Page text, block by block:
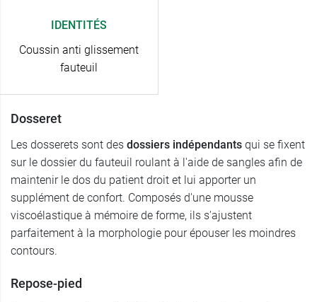
IDENTITÉS
Coussin anti glissement
fauteuil
Dosseret
Les dosserets sont des dossiers indépendants qui se fixent
sur le dossier du fauteuil roulant à l'aide de sangles afin de
maintenir le dos du patient droit et lui apporter un
supplément de confort. Composés d'une mousse
viscoélastique à mémoire de forme, ils s'ajustent
parfaitement à la morphologie pour épouser les moindres
contours.
Repose-pied